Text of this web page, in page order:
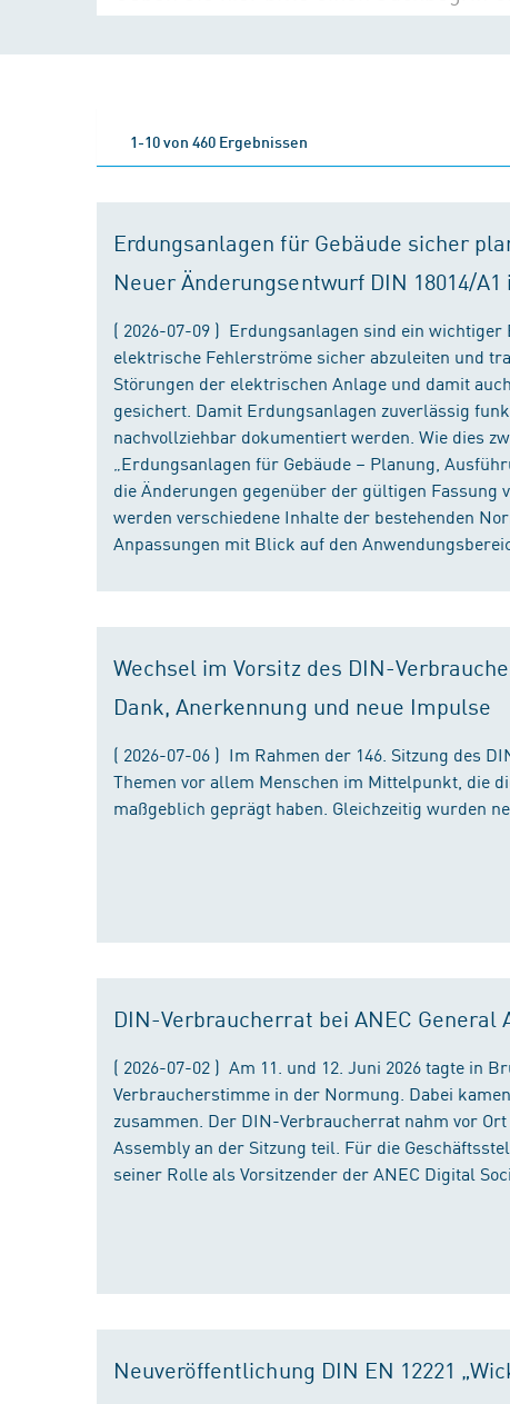
1-10 von 460 Ergebnissen
Erdungsanlagen für Gebäude sicher
Neuer Änderungsentwurf DIN 18014/
( 2026-07-09 ) Erdungsanlagen sind ein wichtiger
elektrische Fehlerströme sicher abzuleiten und
Störungen der elektrischen Anlage und damit
gesichert. Damit Erdungsanlagen zuverlässig
nachvollziehbar dokumentiert werden. Wie dies
„Erdungsanlagen für Gebäude – Planung,
die Änderungen gegenüber der gültigen Fassung
werden verschiedene Inhalte der bestehenden
Anpassungen mit Blick auf den
Wechsel im Vorsitz des DIN-
Dank, Anerkennung und neue Impulse
( 2026-07-06 ) Im Rahmen der 146. Sitzung des
Themen vor allem Menschen im Mittelpunkt, die
maßgeblich geprägt haben. Gleichzeitig wurden
DIN-Verbraucherrat bei ANEC General
( 2026-07-02 ) Am 11. und 12. Juni 2026 tagte in
Verbraucherstimme in der Normung. Dabei
zusammen. Der DIN-Verbraucherrat nahm vor
Assembly an der Sitzung teil. Für die
seiner Rolle als Vorsitzender der ANEC Digital
Neuveröffentlichung DIN EN 12221